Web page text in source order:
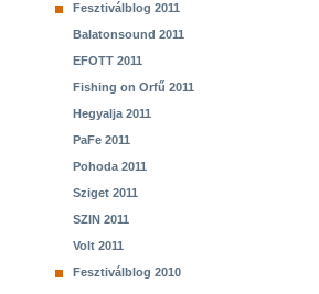
Fesztiválblog 2011
Balatonsound 2011
EFOTT 2011
Fishing on Orfű 2011
Hegyalja 2011
PaFe 2011
Pohoda 2011
Sziget 2011
SZIN 2011
Volt 2011
Fesztiválblog 2010